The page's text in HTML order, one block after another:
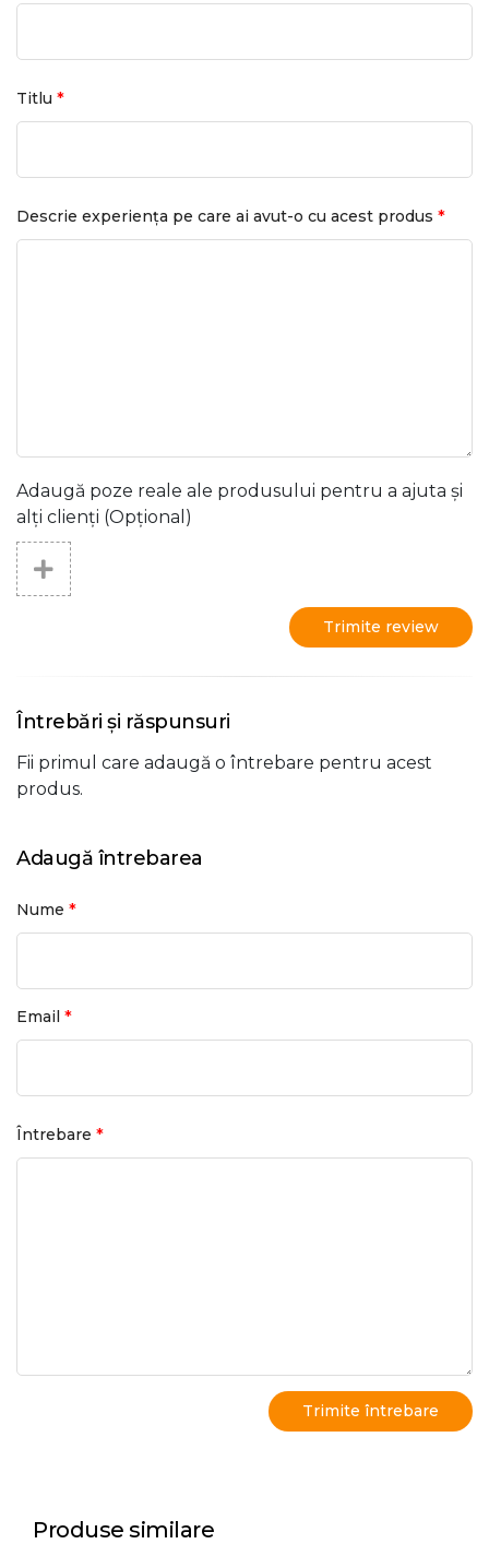
Titlu *
Descrie experiența pe care ai avut-o cu acest produs *
Adaugă poze reale ale produsului pentru a ajuta și
alți clienți (Opțional)
Trimite review
Întrebări și răspunsuri
Fii primul care adaugă o întrebare pentru acest
produs.
Adaugă întrebarea
Nume *
Email *
Întrebare *
Produse similare